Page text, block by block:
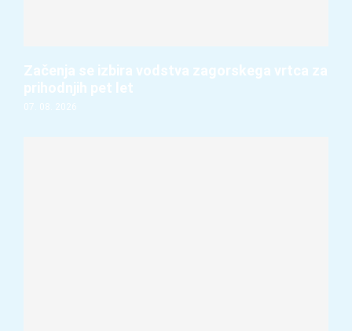
Začenja se izbira vodstva zagorskega vrtca za
prihodnjih pet let
07. 08. 2026